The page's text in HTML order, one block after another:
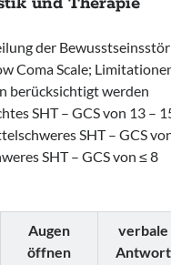
der
Coma Scale;
berücksichtigt werden
SHT – GCS von 13 –
SHT – GCS
SHT – GCS von ≤ 8
Augen
öffnen
verbale
Antwort